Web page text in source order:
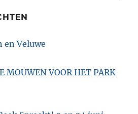
en Veluwe
MOUWEN VOOR HET PARK